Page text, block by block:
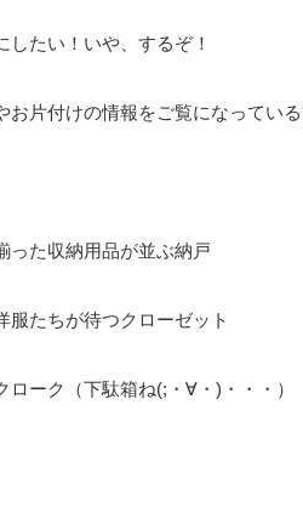
したい！いや、するぞ！
お片付けの情報をご覧になってい
った収納用品が並ぶ納戸
服たちが待つクローゼット
ローク（下駄箱ね(;・∀・)・・・）